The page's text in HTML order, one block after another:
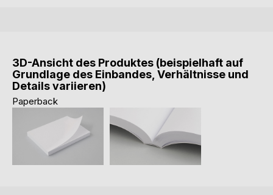
3D-Ansicht des Produktes (beispielhaft auf
Grundlage des Einbandes, Verhältnisse und
Details variieren)
Paperback